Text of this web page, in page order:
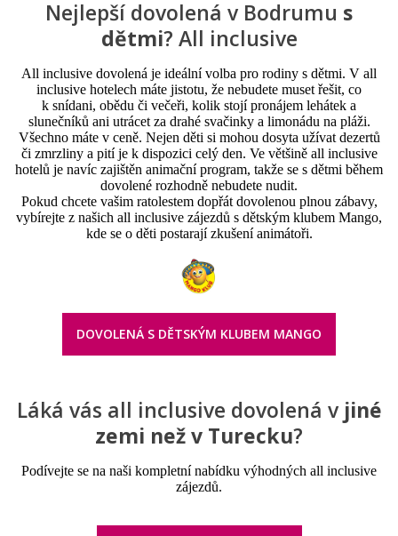
Nejlepší dovolená v Bodrumu s
dětmi? All inclusive
All inclusive dovolená je ideální volba pro rodiny s dětmi. V all
inclusive hotelech máte jistotu, že nebudete muset řešit, co
k snídani, obědu či večeři, kolik stojí pronájem lehátek a
slunečníků ani utrácet za drahé svačinky a limonádu na pláži.
Všechno máte v ceně. Nejen děti si mohou dosyta užívat dezertů
či zmrzliny a pití je k dispozici celý den. Ve většině all inclusive
hotelů je navíc zajištěn animační program, takže se s dětmi během
dovolené rozhodně nebudete nudit.
Pokud chcete vašim ratolestem dopřát dovolenou plnou zábavy,
vybírejte z našich all inclusive zájezdů s dětským klubem Mango,
kde se o děti postarají zkušení animátoři.
DOVOLENÁ S DĚTSKÝM KLUBEM MANGO
Láká vás all inclusive dovolená vjiné
zemi než v Turecku?
Podívejte se na naši kompletní nabídku výhodných all inclusive
zájezdů.